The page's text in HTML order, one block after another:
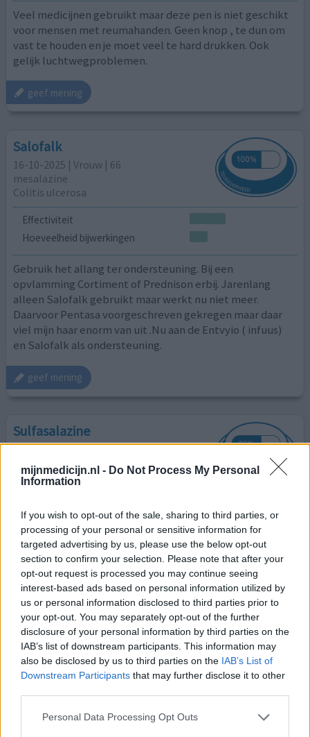
mijnmedicijn.nl - Do Not Process My Personal
Information
If you wish to opt-out of the sale, sharing to third parties, or
processing of your personal or sensitive information for
targeted advertising by us, please use the below opt-out
section to confirm your selection. Please note that after your
opt-out request is processed you may continue seeing
interest-based ads based on personal information utilized by
us or personal information disclosed to third parties prior to
your opt-out. You may separately opt-out of the further
disclosure of your personal information by third parties on the
IAB’s list of downstream participants. This information may
also be disclosed by us to third parties on the IAB’s List of
Downstream Participants that may further disclose it to other
Personal Data Processing Opt Outs
Veel medicijnen gebruikt maar deze pen is niet geschikt
voor mensen met reumahanden. Geen knop , te dun om
vast te houden en je moet veel te hard drukken. Ook
gelijk luchtwegproblemen.
geef mening
Salofalk
16-10-2025 | Vrouw | 66
mesalazine
Colitis ulcerosa
Effectiviteit
Hoeveelheid bijwerkingen
Gebruik het allang ter ondersteuning. Bij een
opvlamming Cortiment of Prednison erbij. Jarenlang
alleen Salofalk gebruikt maar werkt nu niet meer.
Daarvoor Pentasa voorgeschreven gekregen maar daar
viel mijn haar enorm van uit .Nu aan de Entvyio ( infuus)
en Salofalk als ondersteuning.
geef mening
Sulfasalazine
13-10-2025 | Vrouw | 31
sulfasalazine
Reumatoïde artritis
Hoeveelheid bijwerkingen
Bijwerkingen
duizeligheid
wazig in het hoofd misselijkheid
Wat standaard hoofdpijn en misselijkheid. Dat komt vaak
voor begreep ik en hield alleen de eerste maand aan. De
pijn bleef redelijk weg, samen met Plaquenil, maar ik
moest erg vaak ‘s nachts plassen en ben toen met de
Plaquenil gestopt. Ik had de indruk dat het plassen door
die medicatie kwam en na het stoppen is het ook wel